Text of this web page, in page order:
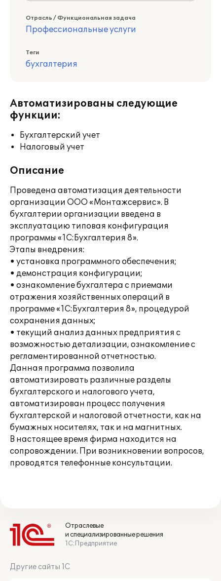
Отрасль / Функциональная задача
Профессиональные услуги
Теги
бухгалтерия
Автоматизированы следующие
функции:
Бухгалтерский учет
Налоговый учет
Описание
Проведена автоматизация деятельности
организации ООО «Монтажcервис». В
бухгалтерии организации введена в
эксплуатацию типовая конфигурация
программы «1C:Бухгалтерия 8».
Этапы внедрения:
• установка программного обеспечения;
• демонстрация конфигурации;
• ознакомление бухгалтера с приемами
отражения хозяйственных операций в
программе «1С:Бухгалтерия 8», процедурой
сохранения данных;
• текущий анализ данных предприятия с
возможностью детализации, ознакомление с
регламентированной отчетностью.
Данная программа позволила
автоматизировать различные разделы
бухгалтерского и налогового учета,
автоматизирован процесс получения
бухгалтерской и налоговой отчетности, как на
бумажных носителях, так и на магнитных.
В настоящее время фирма находится на
сопровождении. При возникновении вопросов,
проводятся телефонные консультации.
Отраслевые
и специализированные решения
1С:Предприятие
Другие сайты 1С